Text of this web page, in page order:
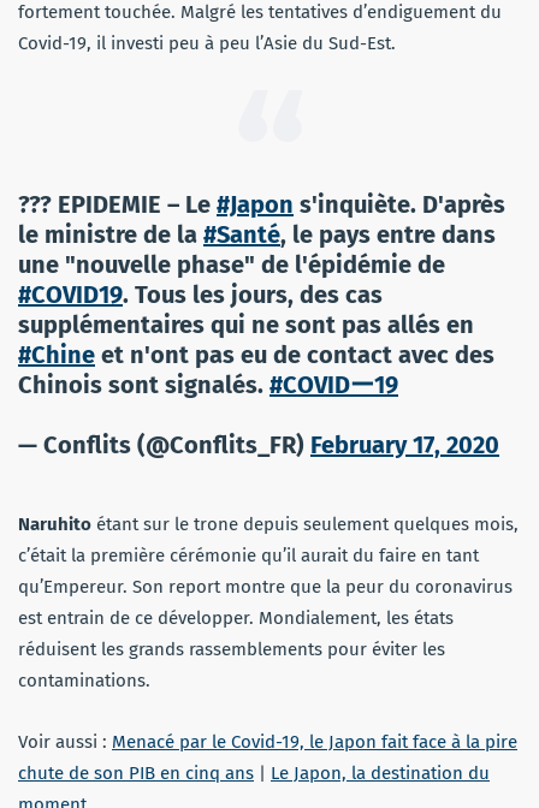
fortement touchée. Malgré les tentatives d’endiguement du
Covid-19, il investi peu à peu l’Asie du Sud-Est.
??? EPIDEMIE – Le #Japon s'inquiète. D'après
le ministre de la #Santé, le pays entre dans
une "nouvelle phase" de l'épidémie de
#COVID19. Tous les jours, des cas
supplémentaires qui ne sont pas allés en
#Chine et n'ont pas eu de contact avec des
Chinois sont signalés. #COVIDー19
— Conflits (@Conflits_FR) February 17, 2020
Naruhito étant sur le trone depuis seulement quelques mois,
c’était la première cérémonie qu’il aurait du faire en tant
qu’Empereur. Son report montre que la peur du coronavirus
est entrain de ce développer. Mondialement, les états
réduisent les grands rassemblements pour éviter les
contaminations.
Voir aussi : Menacé par le Covid-19, le Japon fait face à la pire
chute de son PIB en cinq ans
Le Japon, la destination du